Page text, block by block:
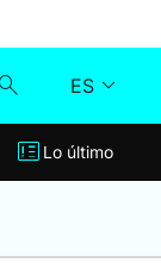
ES
Klisk
Lo último